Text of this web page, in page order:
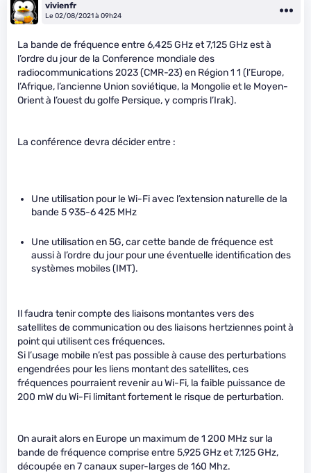
vivienfr
Le 02/08/2021 à 09h24
La bande de fréquence entre 6,425 GHz et 7,125 GHz est à
l’ordre du jour de la Conference mondiale des
radiocommunications 2023 (CMR-23) en Région 1 1 (l’Europe,
l’Afrique, l’ancienne Union soviétique, la Mongolie et le Moyen-
Orient à l’ouest du golfe Persique, y compris l’Irak).
La conférence devra décider entre :
Une utilisation pour le Wi-Fi avec l’extension naturelle de la
bande 5 935-6 425 MHz
Une utilisation en 5G, car cette bande de fréquence est
aussi à l’ordre du jour pour une éventuelle identification des
systèmes mobiles (IMT).
Il faudra tenir compte des liaisons montantes vers des
satellites de communication ou des liaisons hertziennes point à
point qui utilisent ces fréquences.
Si l’usage mobile n’est pas possible à cause des perturbations
engendrées pour les liens montant des satellites, ces
fréquences pourraient revenir au Wi-Fi, la faible puissance de
200 mW du Wi-Fi limitant fortement le risque de perturbation.
On aurait alors en Europe un maximum de 1 200 MHz sur la
bande de fréquence comprise entre 5,925 GHz et 7,125 GHz,
découpée en 7 canaux super-larges de 160 Mhz.